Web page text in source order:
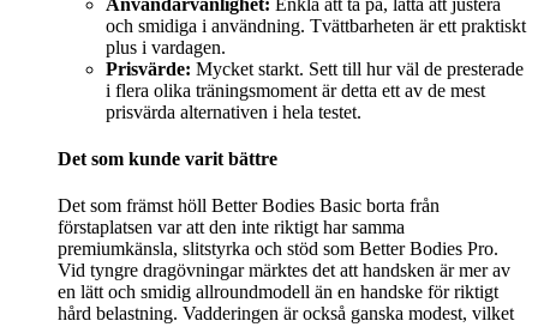
och smidiga i användning. Tvättbarheten är ett praktiskt
plus i vardagen.
Prisvärde: Mycket starkt. Sett till hur väl de presterade
i flera olika träningsmoment är detta ett av de mest
prisvärda alternativen i hela testet.
Det som kunde varit bättre
Det som främst höll Better Bodies Basic borta från
förstaplatsen var att den inte riktigt har samma
premiumkänsla, slitstyrka och stöd som Better Bodies Pro.
Vid tyngre dragövningar märktes det att handsken är mer av
en lätt och smidig allroundmodell än en handske för riktigt
hård belastning. Vadderingen är också ganska modest, vilket